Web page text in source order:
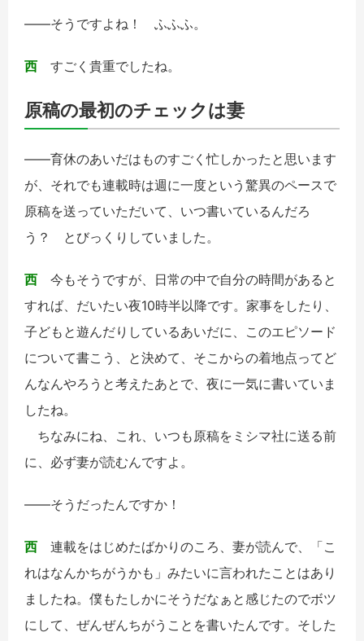
――そうですよね！ ふふふ。
西 すごく貴重でしたね。
原稿の最初のチェックは妻
――育休のあいだはものすごく忙しかったと思います
が、それでも連載時は週に一度という驚異のペースで
原稿を送っていただいて、いつ書いているんだろ
う？ とびっくりしていました。
西 今もそうですが、日常の中で自分の時間があると
すれば、だいたい夜10時半以降です。家事をしたり、
子どもと遊んだりしているあいだに、このエピソード
について書こう、と決めて、そこからの着地点ってど
んなんやろうと考えたあとで、夜に一気に書いていま
したね。
ちなみにね、これ、いつも原稿をミシマ社に送る前
に、必ず妻が読むんですよ。
――そうだったんですか！
西 連載をはじめたばかりのころ、妻が読んで、「こ
れはなんかちがうかも」みたいに言われたことはあり
ましたね。僕もたしかにそうだなぁと感じたのでボツ
にして、ぜんぜんちがうことを書いたんです。そした